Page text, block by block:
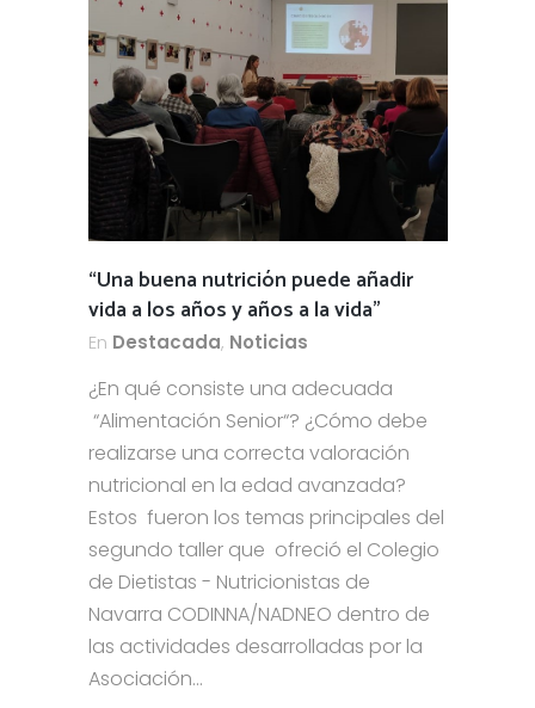
“Una buena nutrición puede añadir
vida a los años y años a la vida”
En Destacada, Noticias
¿En qué consiste una adecuada
“Alimentación Senior“? ¿Cómo debe
realizarse una correcta valoración
nutricional en la edad avanzada?
Estos fueron los temas principales del
segundo taller que ofreció el Colegio
de Dietistas - Nutricionistas de
Navarra CODINNA/NADNEO dentro de
las actividades desarrolladas por la
Asociación...